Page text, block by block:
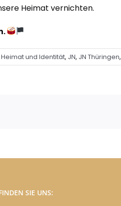
Heimat vernichten.
Heimat und Identität, JN, JN Thüringen,
SIE UNS: